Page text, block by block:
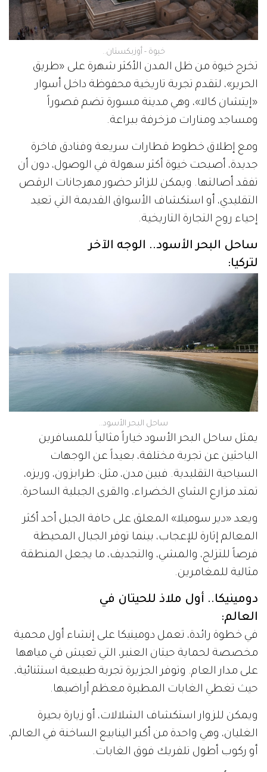
خيوة - أوزبكستان..
تخرج خيوة من ظل المدن الأكثر شهرة على «طريق
الحرير»، لتقدم تجربة تاريخية محفوظة داخل أسوار
«إيتشان كالا»، وهي مدينة مسورة تضم قصوراً
ومساجد ومنارات مزخرفة ببراعة.
ومع إطلاق خطوط قطارات سريعة وفنادق فاخرة
جديدة، أصبحت خيوة أكثر سهولة في الوصول، دون أن
تفقد أصالتها. ويمكن للزائر حضور مهرجانات الرقص
التقليدي، أو استكشاف الأسواق القديمة التي تعيد
إحياء روح التجارة التاريخية.
ساحل البحر الأسود.. الوجه الآخر
لتركيا:
ساحل البحر الأسود..
يمثل ساحل البحر الأسود خياراً مثالياً للمسافرين
الباحثين عن تجربة مختلفة، بعيداً عن الوجهات
السياحية التقليدية. فبين مدن، مثل: طرابزون، وريزه،
تمتد مزارع الشاي الخضراء، والقرى الجبلية الساحرة.
ويعد «دير سوميلا» المعلق على حافة الجبل أحد أكثر
المعالم إثارة للإعجاب، بينما توفر الجبال المحيطة
فرصاً للتزلج، والمشي، والتجديف، ما يجعل المنطقة
مثالية للمغامرين.
دومينيكا.. أول ملاذ للحيتان في
العالم:
في خطوة رائدة، تعمل دومينيكا على إنشاء أول محمية
مخصصة لحماية حيتان العنبر، التي تعيش في مياهها
على مدار العام. وتوفر الجزيرة تجربة طبيعية استثنائية،
حيث تغطي الغابات المطيرة معظم أراضيها.
ويمكن للزوار استكشاف الشلالات، أو زيارة بحيرة
الغليان، وهي واحدة من أكبر الينابيع الساخنة في العالم،
أو ركوب أطول تلفريك فوق الغابات.